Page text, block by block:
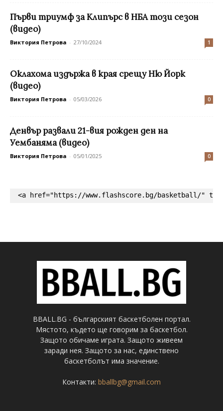
Първи триумф за Клипърс в НБА този сезон
(видео)
Виктория Петрова - 27/10/2024 1
Оклахома издържа в края срещу Ню Йорк
(видео)
Виктория Петрова - 05/03/2026 0
Денвър развали 21-вия рожден ден на
Уембаняма (видео)
Виктория Петрова - 05/01/2025 0
<a href="https://www.flashscore.bg/basketball/"
BBALL.BG - българският баскетболен портал.
Мястото, където ще говорим за баскетбол.
Защото обичаме играта. Защото живеем
заради нея. Защото за нас, единствено
баскетболът има значение.
Контакти: bballbg@gmail.com